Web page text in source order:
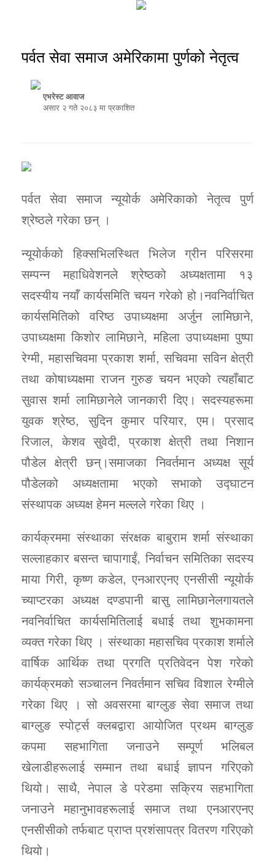
पर्वत सेवा समाज अमेरिकामा पुर्णको नेतृत्व
एभरेस्ट आवाज
असार २ गते २०८३ मा प्रकाशित
पर्वत सेवा समाज न्यूयोर्क अमेरिकाको नेतृत्व पुर्ण
श्रेष्ठले गरेका छन् ।
न्यूयोर्कको हिक्सभिलस्थित भिलेज ग्रीन परिसरमा
सम्पन्न महाधिवेशनले श्रेष्ठको अध्यक्षतामा १३
सदस्यीय नयाँ कार्यसमिति चयन गरेको हो।नवनिर्वाचित
कार्यसमितिको वरिष्ठ उपाध्यक्षमा अर्जुन लामिछाने,
उपाध्यक्षमा किशोर लामिछाने, महिला उपाध्यक्षमा पुष्पा
रेग्मी, महासचिवमा प्रकाश शर्मा, सचिवमा सविन क्षेत्री
तथा कोषाध्यक्षमा राजन गुरुङ चयन भएको त्यहाँबाट
सुवास शर्मा लामिछानेले जानकारी दिए। सदस्यहरूमा
युवक श्रेष्ठ, सुदिन कुमार परियार, एम। प्रसाद
रिजाल, केशव सुवेदी, प्रकाश क्षेत्री तथा निशान
पौडेल क्षेत्री छन्।समाजका निवर्तमान अध्यक्ष सूर्य
पौडेलको अध्यक्षतामा भएको सभाको उद्घाटन
संस्थापक अध्यक्ष हेमन मल्लले गरेका थिए ।
कार्यक्रममा संस्थाका संरक्षक बाबुराम शर्मा संस्थाका
सल्लाहकार बसन्त चापागाईं, निर्वाचन समितिका सदस्य
माया गिरी, कृष्ण कडेल, एनआरएनए एनसीसी न्यूयोर्क
च्याप्टरका अध्यक्ष दण्डपानी बासु लामिछानेलगायतले
नवनिर्वाचित कार्यसमितिलाई बधाई तथा शुभकामना
व्यक्त गरेका थिए । संस्थाका महासचिव प्रकाश शर्माले
वार्षिक आर्थिक तथा प्रगति प्रतिवेदन पेश गरेको
कार्यक्रमको सञ्चालन निवर्तमान सचिव विशाल रेग्मीले
गरेका थिए । सो अवसरमा बाग्लुङ सेवा समाज तथा
बाग्लुङ स्पोर्ट्स क्लबद्वारा आयोजित प्रथम बाग्लुङ
कपमा सहभागिता जनाउने सम्पूर्ण भलिबल
खेलाडीहरूलाई सम्मान तथा बधाई ज्ञापन गरिएको
थियो। साथै, नेपाल डे परेडमा सक्रिय सहभागिता
जनाउने महानुभावहरूलाई समाज तथा एनआरएनए
एनसीसीको तर्फबाट प्राप्त प्रशंसापत्र वितरण गरिएको
थियो।